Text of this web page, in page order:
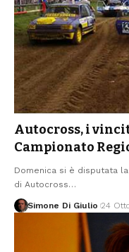
Autocross, i
Campionato
Domenica si è disputata
di Autocross…
Simone Di Giulio 24